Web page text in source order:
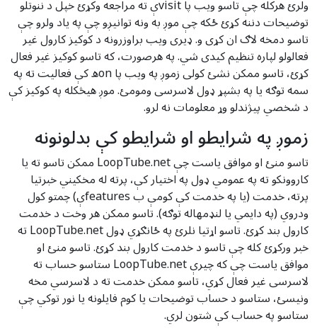
ولرئ هرکله چې تاسو ویب پا visitې ته مراجعه وکړئ خپل د ننوتلو
توضیحات دننه کړئ ځکه چې موږ به ونه توانیږو چې په یاد ولرو چې
تاسو دمخه لاګ ان کړی و. ډیری ویب براوزرونه د کوکیز کارول غیر
فعالولو لپاره تنظیم کیدی شي. په هرصورت، که تاسو کوکیز غیر فعال
کړئ، تاسو ممکن نشئ کولی زموږ په ویب پا onه کې فعالیت ته په
سمه توګه یا په بشپړ ډول لاسرسی ومومئ. موږ هیڅکله په کوکیز کې
د شخصي پیژندلو وړ معلومات نه لرو.
زموږ په شرایطو او شرایطو کې بدلونونه
تاسو منئ او موافق یاست چې LoopTube.net ممکن تاسو ته یا
کاروونکو ته په عمومي ډول په اختیار کې، پرته له مخکیني خبرتیا
پرته، خدمت (یا په خدمت کې کومې ب featuresې) چمتو کول
ودروي (په دایمي یا لنډمهاله توګه). تاسو ممکن هر وخت د خدمت
کارول بند کړئ. تاسو اړتیا نلرئ په ځانګړي ډول LoopTube.net ته
خبر ورکړئ کله چې تاسو د خدمت کارول بند کړئ. تاسو منئ او
موافق یاست چې که چیرې LoopTube.net ستاسو حساب ته
لاسرسی غیر فعال کړي، تاسو ممکن خدمت ته د لاسرسي مخه
ونیسئ، ستاسو د حساب توضیحات یا کوم فایلونه یا نور توکي چې
ستاسو په حساب کې شتون لري.